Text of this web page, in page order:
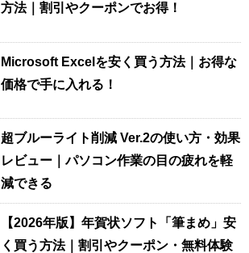
方法｜割引やクーポンでお得！
Microsoft Excelを安く買う方法｜お得な
価格で手に入れる！
超ブルーライト削減 Ver.2の使い方・効果
レビュー｜パソコン作業の目の疲れを軽
減できる
【2026年版】年賀状ソフト「筆まめ」安
く買う方法｜割引やクーポン・無料体験